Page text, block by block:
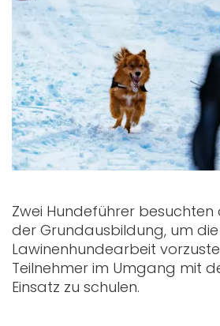
Zwei Hundeführer besuchten
der Grundausbildung, um die
Lawinenhundearbeit
Teilnehmer im Umgang mit
Einsatz zu schulen.